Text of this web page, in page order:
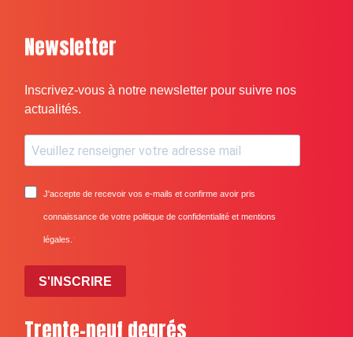
Newsletter
Inscrivez-vous à notre newsletter pour suivre nos
actualités.
J'accepte de recevoir vos e-mails et confirme avoir pris
connaissance de votre politique de confidentialité et mentions
légales.
S'INSCRIRE
Trente-neuf degrés